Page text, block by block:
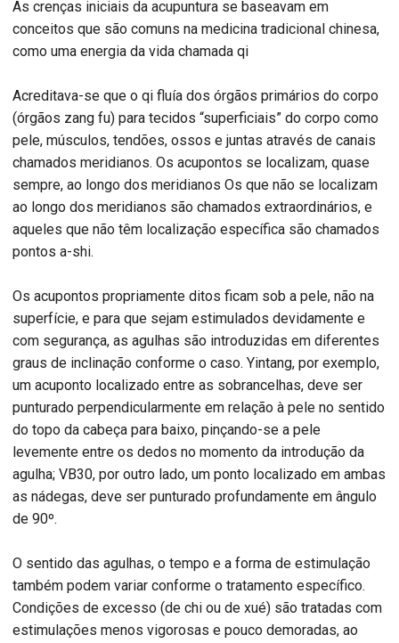
As crenças iniciais da acupuntura se baseavam em
conceitos que são comuns na medicina tradicional chinesa,
como uma energia da vida chamada qi
Acreditava-se que o qi fluía dos órgãos primários do corpo
(órgãos zang fu) para tecidos “superficiais” do corpo como
pele, músculos, tendões, ossos e juntas através de canais
chamados meridianos. Os acupontos se localizam, quase
sempre, ao longo dos meridianos Os que não se localizam
ao longo dos meridianos são chamados extraordinários, e
aqueles que não têm localização específica são chamados
pontos a-shi.
Os acupontos propriamente ditos ficam sob a pele, não na
superfície, e para que sejam estimulados devidamente e
com segurança, as agulhas são introduzidas em diferentes
graus de inclinação conforme o caso. Yintang, por exemplo,
um acuponto localizado entre as sobrancelhas, deve ser
punturado perpendicularmente em relação à pele no sentido
do topo da cabeça para baixo, pinçando-se a pele
levemente entre os dedos no momento da introdução da
agulha; VB30, por outro lado, um ponto localizado em ambas
as nádegas, deve ser punturado profundamente em ângulo
de 90º.
O sentido das agulhas, o tempo e a forma de estimulação
também podem variar conforme o tratamento específico.
Condições de excesso (de chi ou de xué) são tratadas com
estimulações menos vigorosas e pouco demoradas, ao